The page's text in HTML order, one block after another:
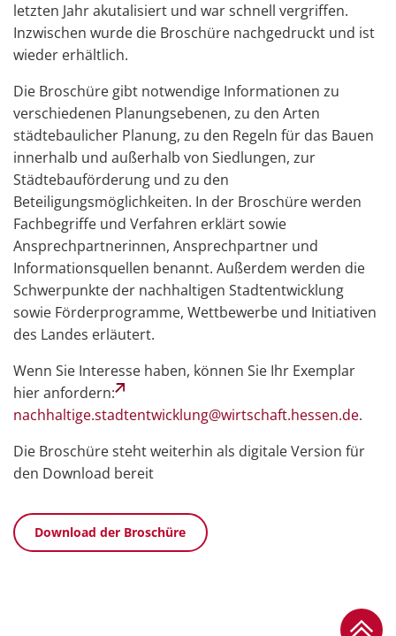
letzten Jahr akutalisiert und war schnell vergriffen.
Inzwischen wurde die Broschüre nachgedruckt und ist
wieder erhältlich.
Die Broschüre gibt notwendige Informationen zu
verschiedenen Planungsebenen, zu den Arten
städtebaulicher Planung, zu den Regeln für das Bauen
innerhalb und außerhalb von Siedlungen, zur
Städtebauförderung und zu den
Beteiligungsmöglichkeiten. In der Broschüre werden
Fachbegriffe und Verfahren erklärt sowie
Ansprechpartnerinnen, Ansprechpartner und
Informationsquellen benannt. Außerdem werden die
Schwerpunkte der nachhaltigen Stadtentwicklung
sowie Förderprogramme, Wettbewerbe und Initiativen
des Landes erläutert.
Wenn Sie Interesse haben, können Sie Ihr Exemplar
hier anfordern:
nachhaltige.stadtentwicklung@wirtschaft.hessen.de.
Die Broschüre steht weiterhin als digitale Version für
den Download bereit
Download der Broschüre
Zum